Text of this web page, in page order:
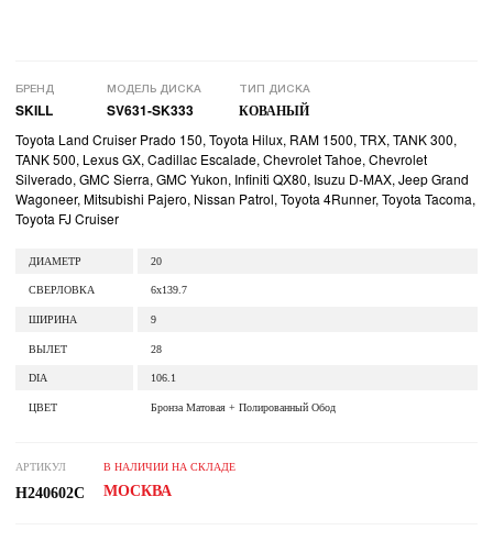
БРЕНД
SKILL
МОДЕЛЬ ДИСКА
SV631-SK333
ТИП ДИСКА
КОВАНЫЙ
Toyota Land Cruiser Prado 150, Toyota Hilux, RAM 1500, TRX, TANK 300,
TANK 500, Lexus GX, Cadillac Escalade, Chevrolet Tahoe, Chevrolet
Silverado, GMC Sierra, GMC Yukon, Infiniti QX80, Isuzu D-MAX, Jeep Grand
Wagoneer, Mitsubishi Pajero, Nissan Patrol, Toyota 4Runner, Toyota Tacoma,
Toyota FJ Cruiser
ДИАМЕТР 20
СВЕРЛОВКА 6x139.7
ШИРИНА 9
ВЫЛЕТ 28
DIA 106.1
ЦВЕТ Бронза Матовая + Полированный Обод
АРТИКУЛ
H240602C
В НАЛИЧИИ НА СКЛАДЕ
МОСКВА